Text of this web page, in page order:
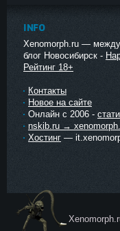
INFO
Xenomorph.ru —
блог Новосибирск -
Рейтинг 18+
Контакты
Новое на сайте
Онлайн с 2006 -
nskib.ru →
Хостинг —